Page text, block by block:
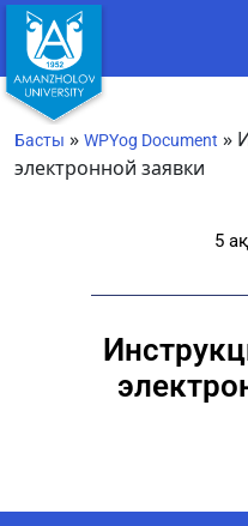
Басты » WPYog Document »
электронной заявки
5